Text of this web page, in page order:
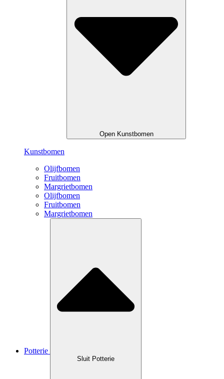
Open Kunstbomen
Kunstbomen
Olijfbomen
Fruitbomen
Margrietbomen
Olijfbomen
Fruitbomen
Margrietbomen
Potterie
Sluit Potterie